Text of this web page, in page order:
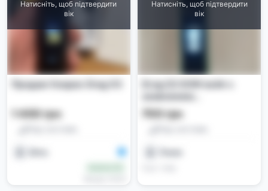
Натисніть, щоб підтвердити
вік
Продам Voopoo Drag X3
1 400 грн
Натисніть, щоб підтвердити
вік
Drag S3 60W вейп с
испарителем
700 грн